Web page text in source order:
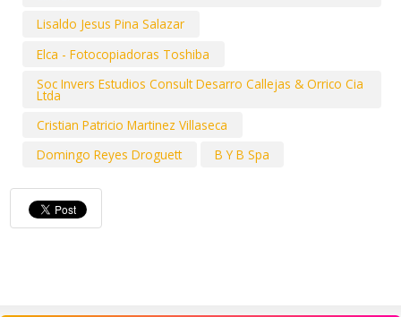
Lisaldo Jesus Pina Salazar
Elca - Fotocopiadoras Toshiba
Soc Invers Estudios Consult Desarro Callejas & Orrico Cia
Ltda
Cristian Patricio Martinez Villaseca
Domingo Reyes Droguett
B Y B Spa